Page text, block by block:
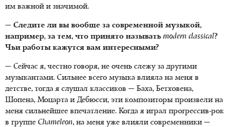
им важной и значимой.
— Следите ли вы вообще за современной музыкой,
например, за тем, что принято называть modern classical?
Чьи работы кажутся вам интересными?
— Сейчас я, честно говоря, не очень слежу за другими
музыкантами. Сильнее всего музыка влияла на меня в
детстве, тогда я слушал классиков — Баха, Бетховена,
Шопена, Моцарта и Дебюсси, эти композиторы произвели на
меня сильнейшее впечатление. Когда я играл прогрессив-рок
в группе Chameleon, на меня уже влияли современники —